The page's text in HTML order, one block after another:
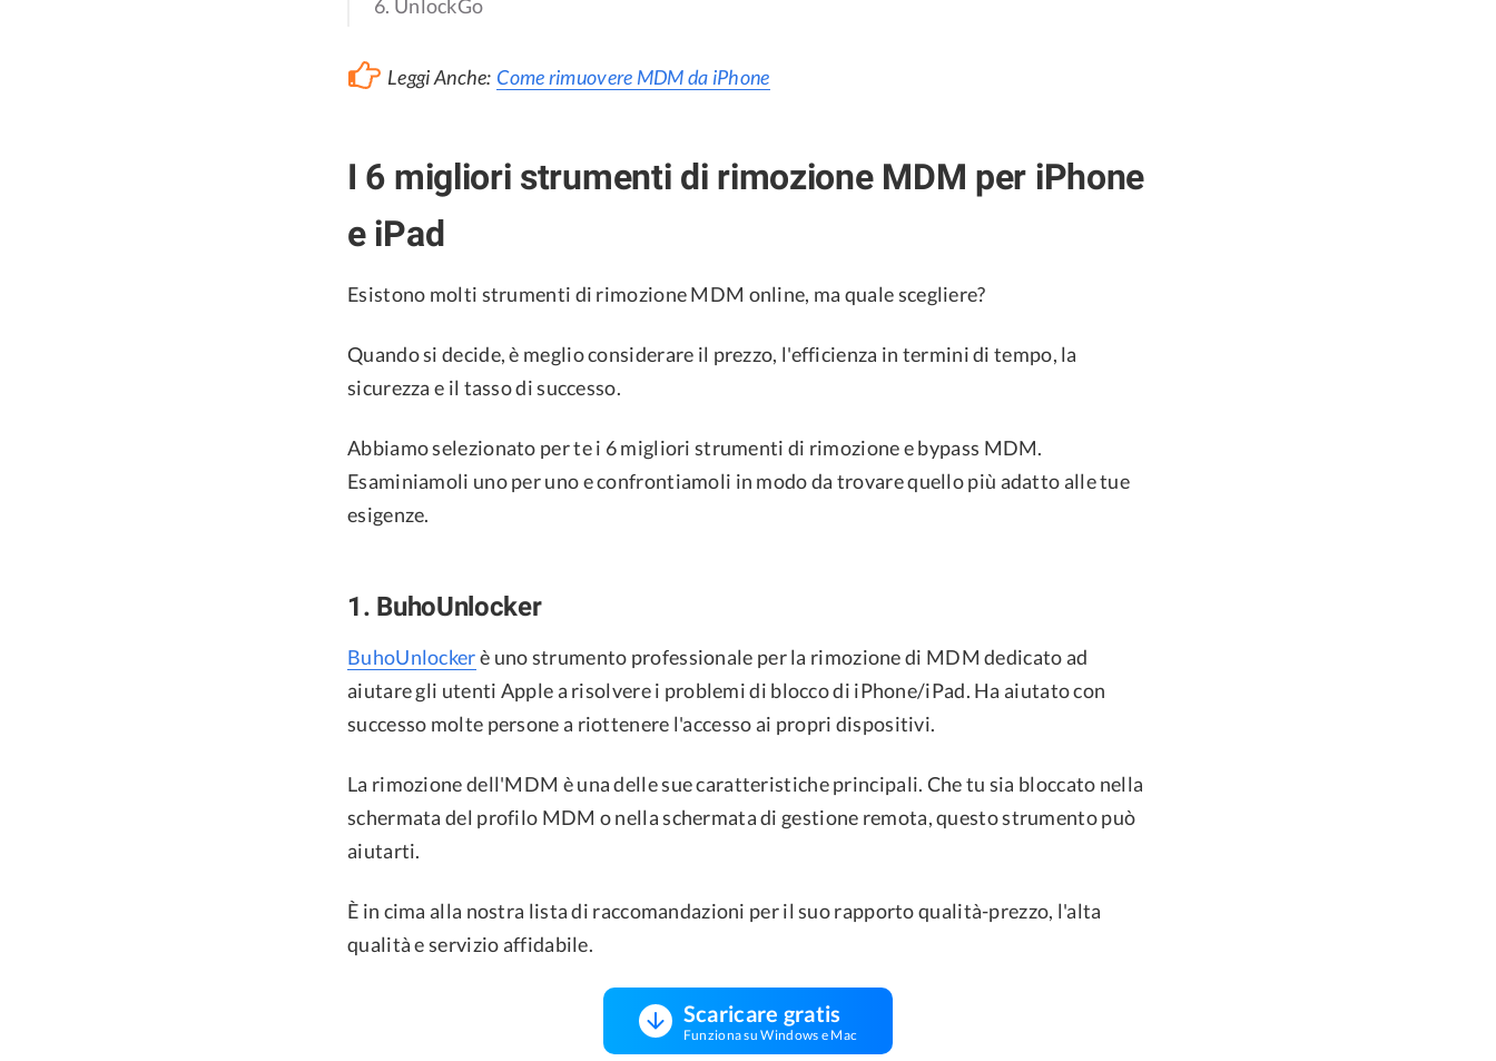
6. UnlockGo
Leggi Anche: Come rimuovere MDM da iPhone
I 6 migliori strumenti di rimozione MDM per iPhone
e iPad
Esistono molti strumenti di rimozione MDM online, ma quale scegliere?
Quando si decide, è meglio considerare il prezzo, l'efficienza in termini di tempo, la
sicurezza e il tasso di successo.
Abbiamo selezionato per te i 6 migliori strumenti di rimozione e bypass MDM.
Esaminiamoli uno per uno e confrontiamoli in modo da trovare quello più adatto alle tue
esigenze.
1. BuhoUnlocker
BuhoUnlockerè uno strumento professionale per la rimozione di MDM dedicato ad
aiutare gli utenti Apple a risolvere i problemi di blocco di iPhone/iPad. Ha aiutato con
successo molte persone a riottenere l'accesso ai propri dispositivi.
La rimozione dell'MDM è una delle sue caratteristiche principali. Che tu sia bloccato nella
schermata del profilo MDM o nella schermata di gestione remota, questo strumento può
aiutarti.
È in cima alla nostra lista di raccomandazioni per il suo rapporto qualità-prezzo, l'alta
qualità e servizio affidabile.
Scaricare gratis
Funziona su Windows e Mac